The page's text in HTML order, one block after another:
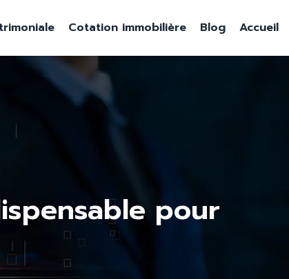
Cotation immobilière Blog Accueil
pour